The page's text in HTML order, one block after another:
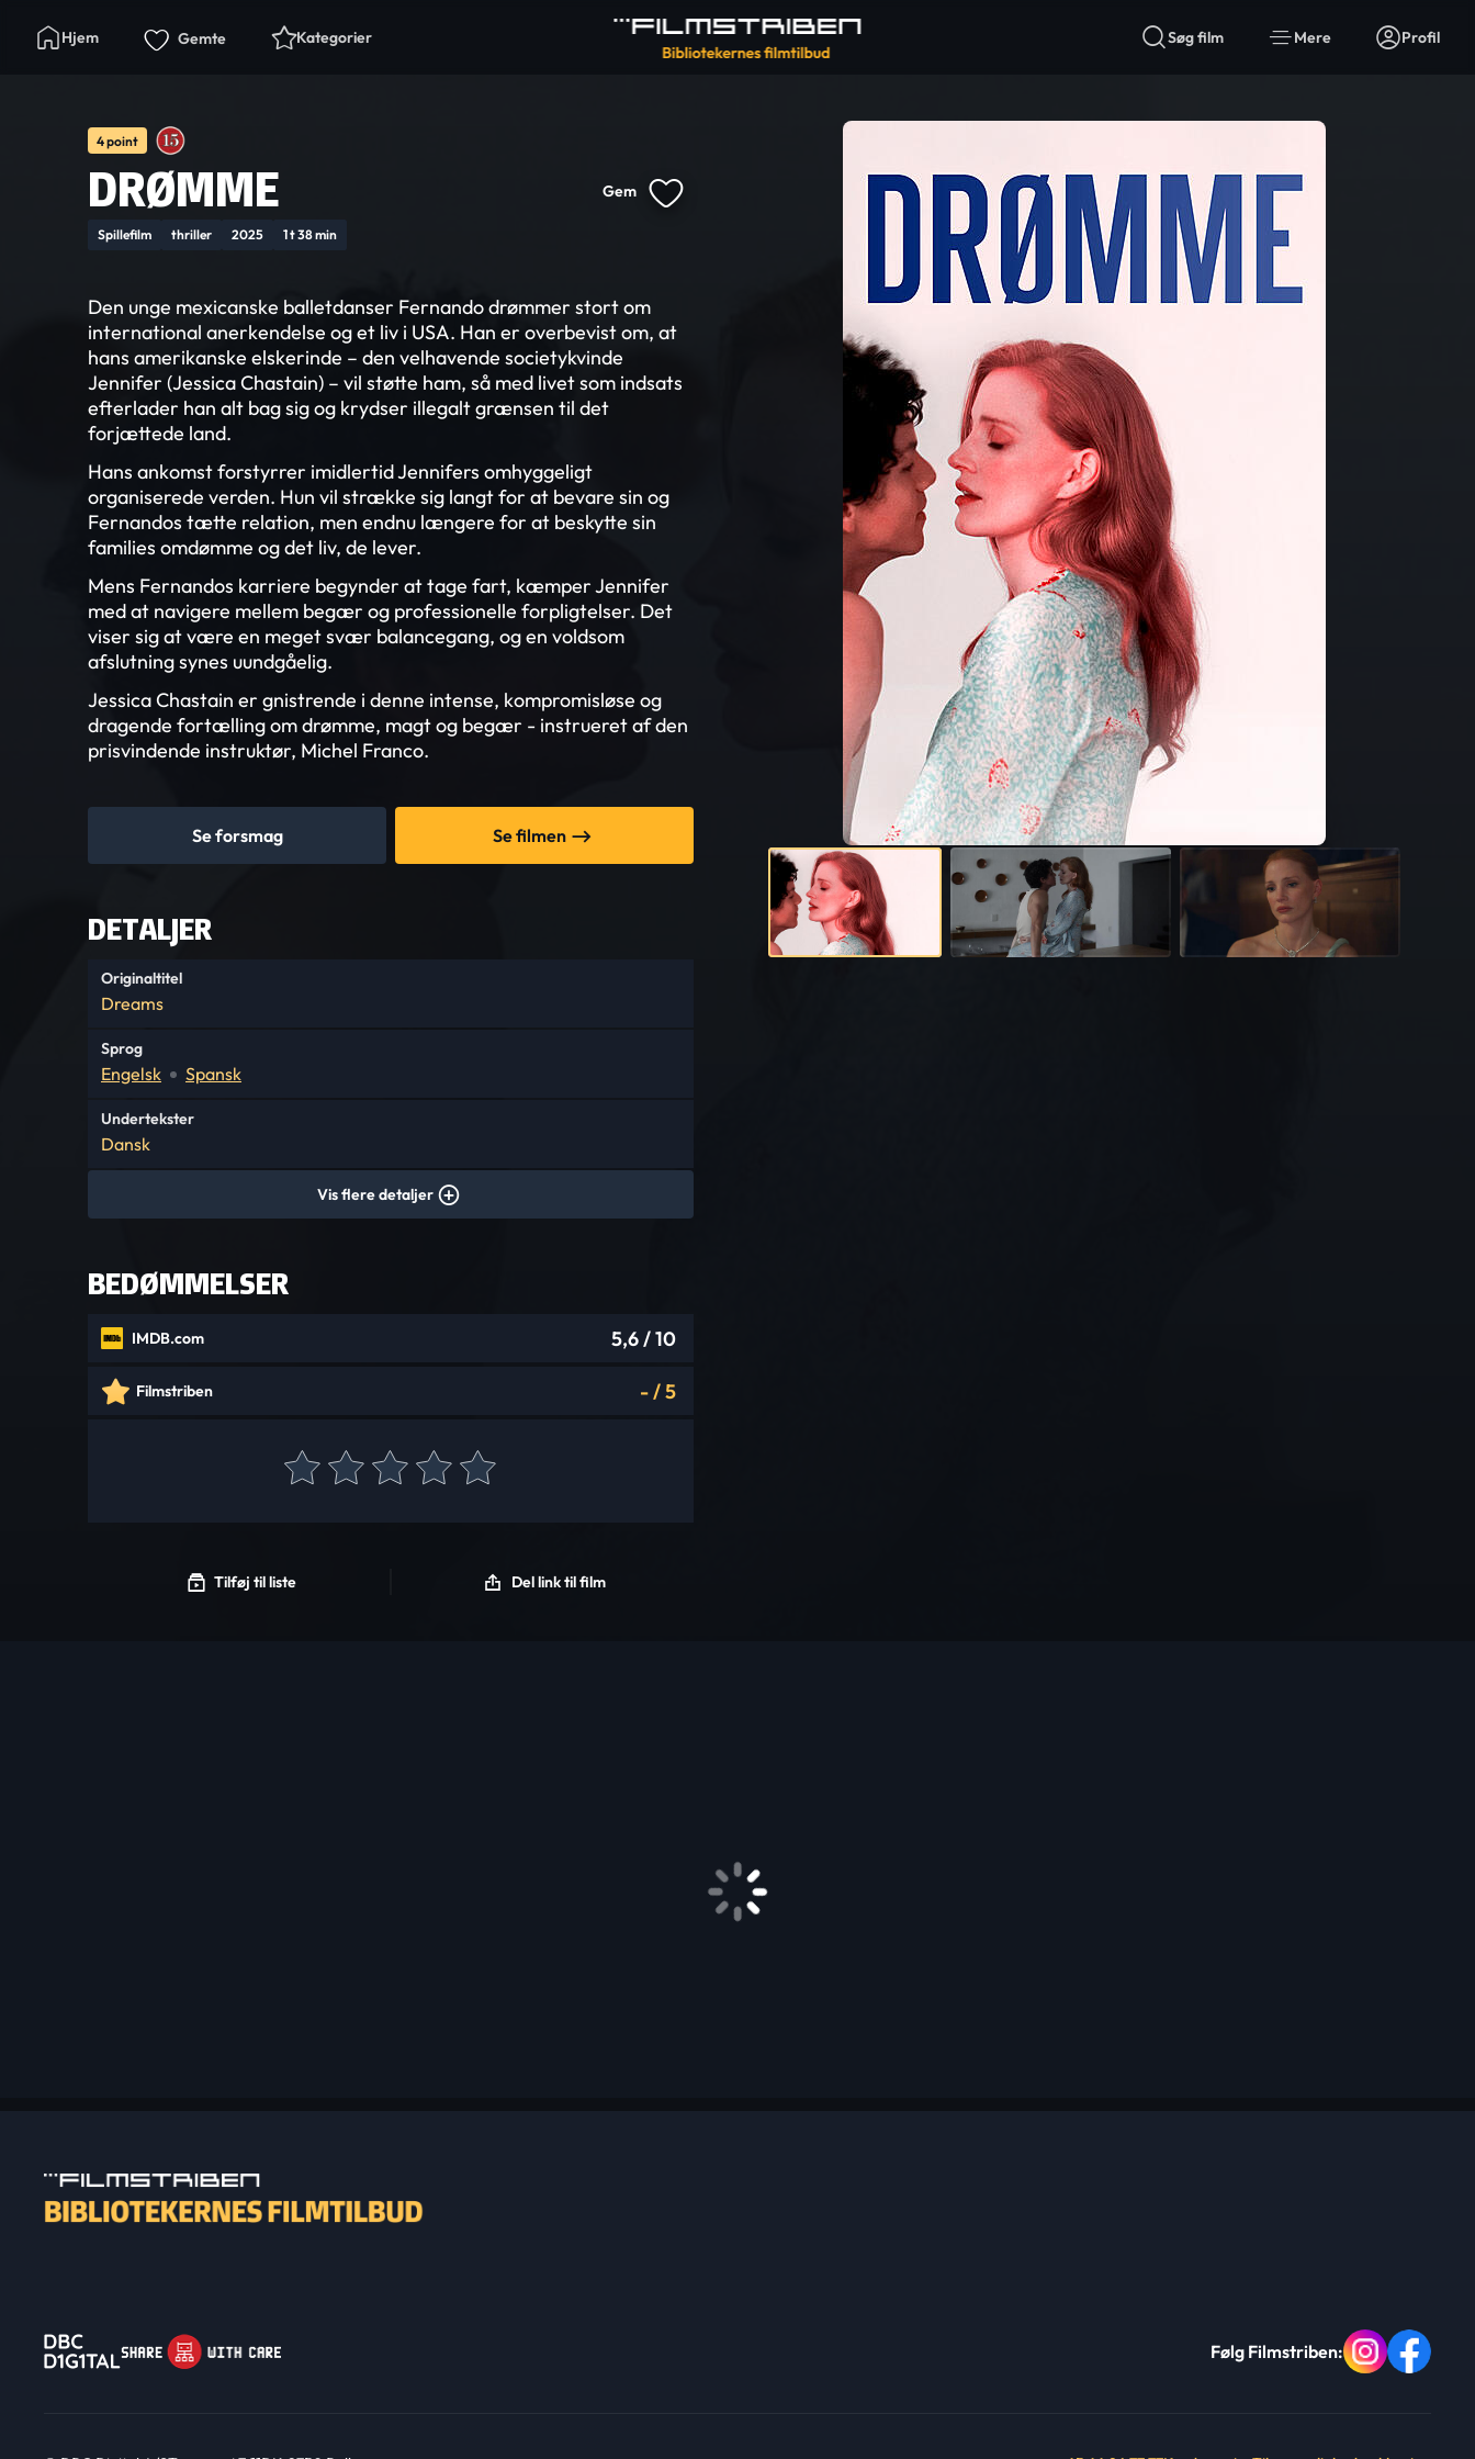
Hjem Gemte Kategorier Søg film Mere Profil
4 point
DRØMME Gem
Spillefilm thriller 2025 1 t 38 min
Den unge mexicanske balletdanser Fernando drømmer stort om
international anerkendelse og et liv i USA. Han er overbevist om, at
hans amerikanske elskerinde – den velhavende societykvinde
Jennifer (Jessica Chastain) – vil støtte ham, så med livet som indsats
efterlader han alt bag sig og krydser illegalt grænsen til det
forjættede land.
Hans ankomst forstyrrer imidlertid Jennifers omhyggeligt
organiserede verden. Hun vil strække sig langt for at bevare sin og
Fernandos tætte relation, men endnu længere for at beskytte sin
families omdømme og det liv, de lever.
Mens Fernandos karriere begynder at tage fart, kæmper Jennifer
med at navigere mellem begær og professionelle forpligtelser. Det
viser sig at være en meget svær balancegang, og en voldsom
afslutning synes uundgåelig.
Jessica Chastain er gnistrende i denne intense, kompromisløse og
dragende fortælling om drømme, magt og begær - instrueret af den
prisvindende instruktør, Michel Franco.
Se forsmag Se filmen
DETALJER
Originaltitel
Dreams
Sprog
Engelsk Spansk
Undertekster
Dansk
Vis flere detaljer
BEDØMMELSER
IMDB.com 5,6/ 10
Filmstriben -/5
Tilføj til liste Del link til film
Følg Filmstriben: